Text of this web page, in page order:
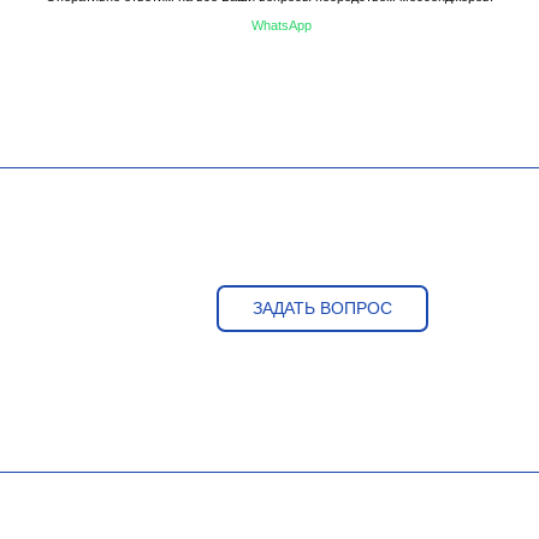
WhatsApp
ЗАДАТЬ ВОПРОС